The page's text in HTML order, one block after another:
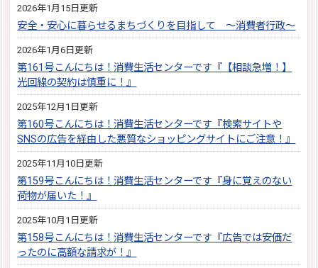
2026年1月15日更新
安全・安心に暮らせるまちづくりを目指して ～消費者行政～
2026年1月6日更新
第161号こんにちは！消費生活センターです『【相談急増！】
光回線の契約は慎重に！』
2025年12月1日更新
第160号こんにちは！消費生活センターです『検索サイトや
SNSの広告を経由した悪質なショッピングサイトにご注意！』
2025年11月10日更新
第159号こんにちは！消費生活センターです『身に覚えのない
荷物が届いた！』
2025年10月1日更新
第158号こんにちは！消費生活センターです『広告では安価だ
ったのに高額な請求が！』